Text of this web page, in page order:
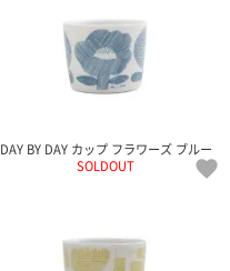
DAY BY DAY カップ フラワーズ ブルー
SOLDOUT